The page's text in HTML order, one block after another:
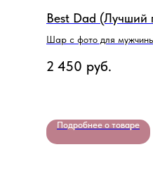
Best Dad (Лучший
Шар с фото для
2 450 руб.
Подробнее о товаре